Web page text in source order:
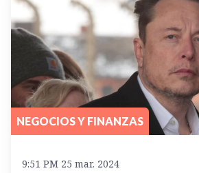
NEGOCIOS Y FINANZAS
9:51 PM 25 mar. 2024